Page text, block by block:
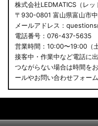
株式会社LEDMATICS（レッ
〒930-0801 富山県富山市
メールアドレス：
電話番号：076-437-5635
営業時間：10:00〜19:00（
接客中・作業中など電話に
つながらない場合は時間を
ールやお問い合わせフォー